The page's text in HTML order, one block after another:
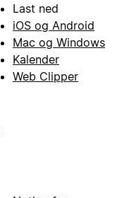
Last ned
iOS og Android
Mac og Windows
Kalender
Web Clipper